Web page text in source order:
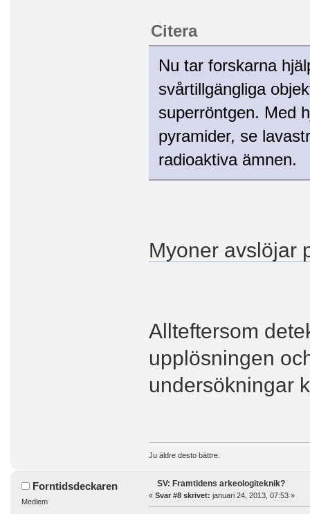
Citera
Nu tar forskarna
svårtillgängliga
superröntgen. Med
pyramider, se
radioaktiva ämnen.
Myoner avslöjar
Allteftersom
upplösningen
undersökningar
Ju äldre desto bättre.
Forntidsdeckaren
Medlem
SV: Framtidens arkeologiteknik?
« Svar #8 skrivet: januari 24, 2013, 07:53 »